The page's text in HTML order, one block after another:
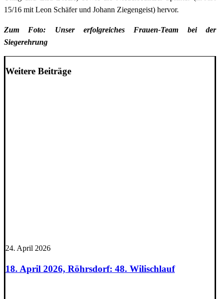
15/16 mit Leon Schäfer und Johann Ziegengeist) hervor.
Zum Foto: Unser erfolgreiches Frauen-Team bei der
Siegerehrung
Weitere Beiträge
24. April 2026
18. April 2026, Röhrsdorf: 48. Wilischlauf